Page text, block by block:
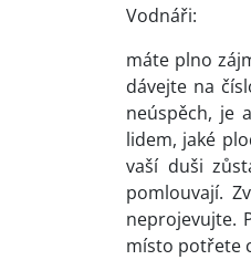
Vodnáři:
máte plno
dávejte na
neúspěch, je
lidem, jaké
vaší duši
pomlouvají.
neprojevujte.
místo potřete